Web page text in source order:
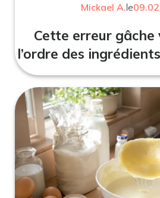
Mickael A.le
Cette erreur gâche
l’ordre des